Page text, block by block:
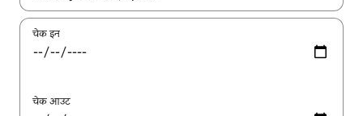
चेक इन
चेक आउट